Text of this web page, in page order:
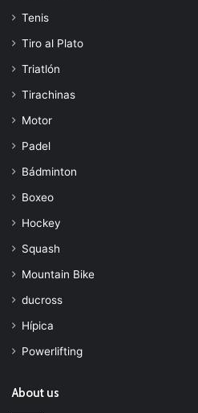
Tenis
Tiro al Plato
Triatlón
Tirachinas
Motor
Padel
Bádminton
Boxeo
Hockey
Squash
Mountain Bike
ducross
Hípica
Powerlifting
About us